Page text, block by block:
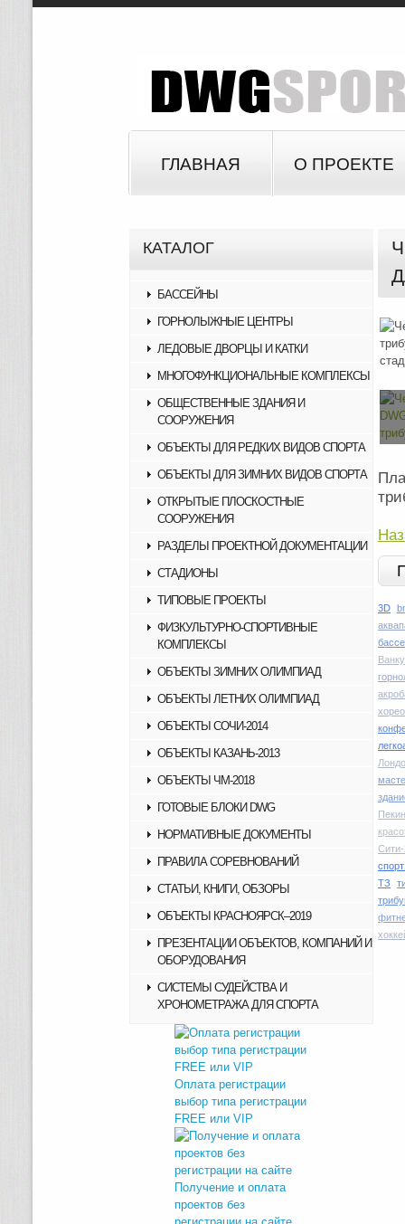
ГЛАВНАЯ О ПРОЕКТЕ
КАТАЛОГ
БАССЕЙНЫ
ГОРНОЛЫЖНЫЕ ЦЕНТРЫ
ЛЕДОВЫЕ ДВОРЦЫ И КАТКИ
МНОГОФУНКЦИОНАЛЬНЫЕ КОМПЛЕКСЫ
ОБЩЕСТВЕННЫЕ ЗДАНИЯ И
СООРУЖЕНИЯ
ОБЪЕКТЫ ДЛЯ РЕДКИХ ВИДОВ СПОРТА
ОБЪЕКТЫ ДЛЯ ЗИМНИХ ВИДОВ СПОРТА
ОТКРЫТЫЕ ПЛОСКОСТНЫЕ
СООРУЖЕНИЯ
РАЗДЕЛЫ ПРОЕКТНОЙ ДОКУМЕНТАЦИИ
СТАДИОНЫ
ТИПОВЫЕ ПРОЕКТЫ
ФИЗКУЛЬТУРНО-СПОРТИВНЫЕ
КОМПЛЕКСЫ
ОБЪЕКТЫ ЗИМНИХ ОЛИМПИАД
ОБЪЕКТЫ ЛЕТНИХ ОЛИМПИАД
ОБЪЕКТЫ СОЧИ-2014
ОБЪЕКТЫ КАЗАНЬ-2013
ОБЪЕКТЫ ЧМ-2018
ГОТОВЫЕ БЛОКИ DWG
НОРМАТИВНЫЕ ДОКУМЕНТЫ
ПРАВИЛА СОРЕВНОВАНИЙ
СТАТЬИ, КНИГИ, ОБЗОРЫ
ОБЪЕКТЫ КРАСНОЯРСК–2019
ПРЕЗЕНТАЦИИ ОБЪЕКТОВ, КОМПАНИЙ И
ОБОРУДОВАНИЯ
СИСТЕМЫ СУДЕЙСТВА И
ХРОНОМЕТРАЖА ДЛЯ СПОРТА
Оплата регистрации
выбор типа регистрации
FREE или VIP
Получение и оплата
проектов без
3D
ТЗ